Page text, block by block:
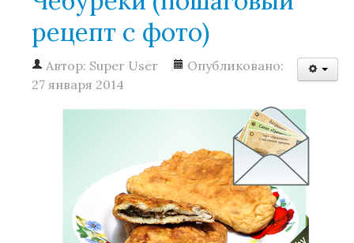
рецепт с фото)
Автор: Super User
Опубликовано:
27 января 2014